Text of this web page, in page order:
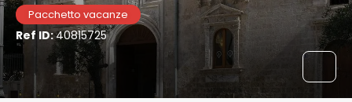
Pacchetto vacanze
Ref ID:40815725